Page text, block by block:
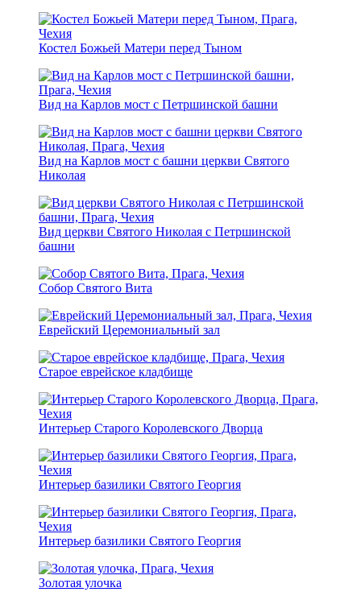
Костел Божьей Матери перед Тыном
Вид на Карлов мост с Петршинской башни
Вид на Карлов мост с башни церкви Святого
Николая
Вид церкви Святого Николая с Петршинской
башни
Собор Святого Вита
Еврейский Церемониальный зал
Старое еврейское кладбище
Интерьер Старого Королевского Дворца
Интерьер базилики Святого Георгия
Интерьер базилики Святого Георгия
Золотая улочка